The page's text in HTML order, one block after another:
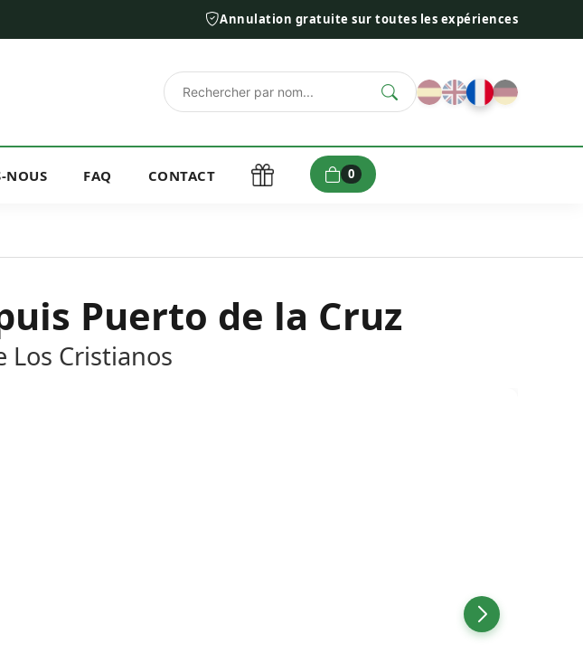
Annulation gratuite sur toutes les expériences
NOUS FAQ CONTACT 0
Puerto de la Cruz
Cristianos